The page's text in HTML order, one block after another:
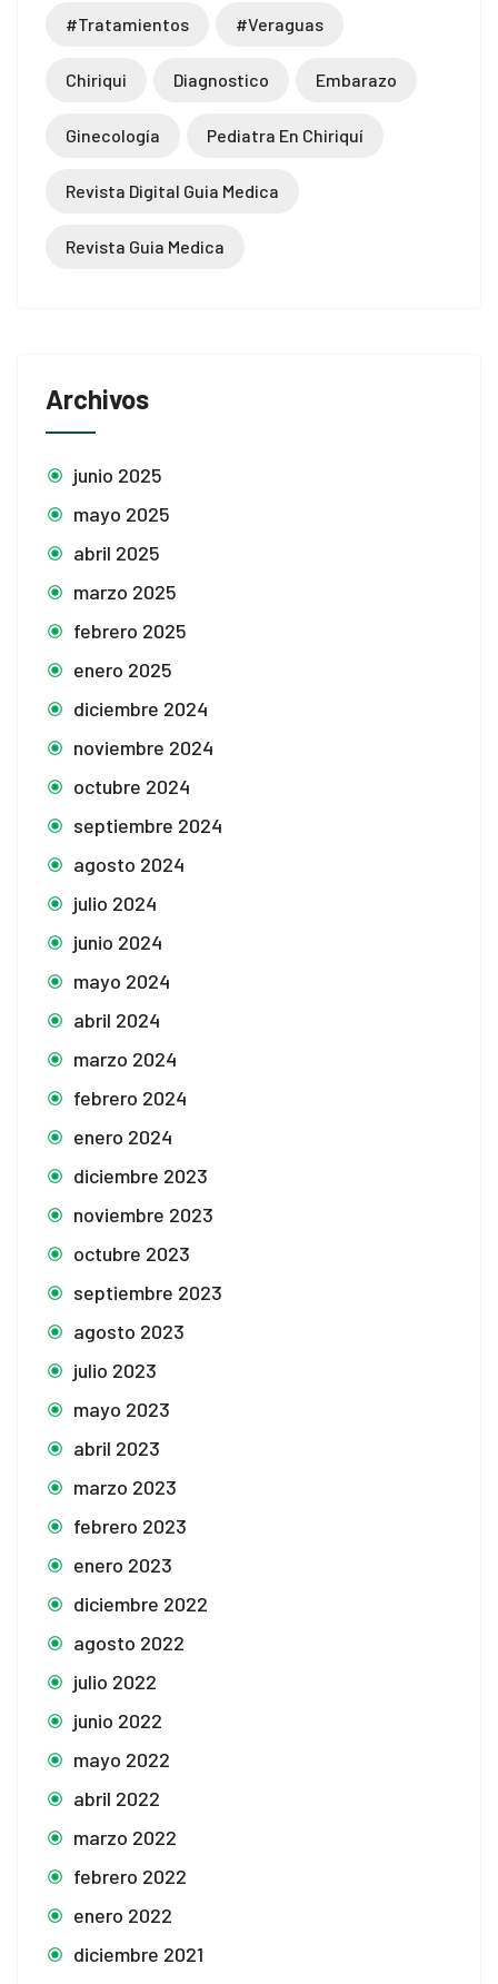
#tratamientos #veraguas
Chiriqui Diagnostico Embarazo
Ginecología Pediatra En Chiriquí
Revista Digital Guia Medica
Revista Guia Medica
Archivos
junio 2025
mayo 2025
abril 2025
marzo 2025
febrero 2025
enero 2025
diciembre 2024
noviembre 2024
octubre 2024
septiembre 2024
agosto 2024
julio 2024
junio 2024
mayo 2024
abril 2024
marzo 2024
febrero 2024
enero 2024
diciembre 2023
noviembre 2023
octubre 2023
septiembre 2023
agosto 2023
julio 2023
mayo 2023
abril 2023
marzo 2023
febrero 2023
enero 2023
diciembre 2022
agosto 2022
julio 2022
junio 2022
mayo 2022
abril 2022
marzo 2022
febrero 2022
enero 2022
diciembre 2021